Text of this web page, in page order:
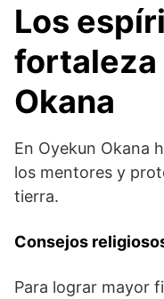
Los
fortaleza
Okana
En Oyekun Okana
los mentores y
tierra.
Consejos
Para lograr mayor